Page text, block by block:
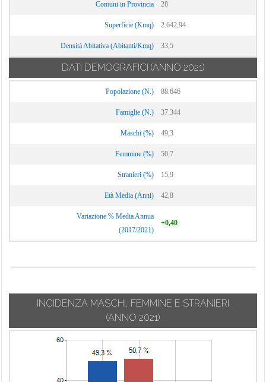
Comuni in Provincia 28
Superficie (Kmq) 2.642,94
Densità Abitativa (Abitanti/Kmq) 33,5
DATI DEMOGRAFICI (ANNO 2021)
Popolazione (N.) 88.646
Famiglie (N.) 37.344
Maschi (%) 49,3
Femmine (%) 50,7
Stranieri (%) 15,9
Età Media (Anni) 42,8
Variazione % Media Annua
(2017/2021)
+0,40
INCIDENZA MASCHI, FEMMINE E STRANIERI
(ANNO 2021)